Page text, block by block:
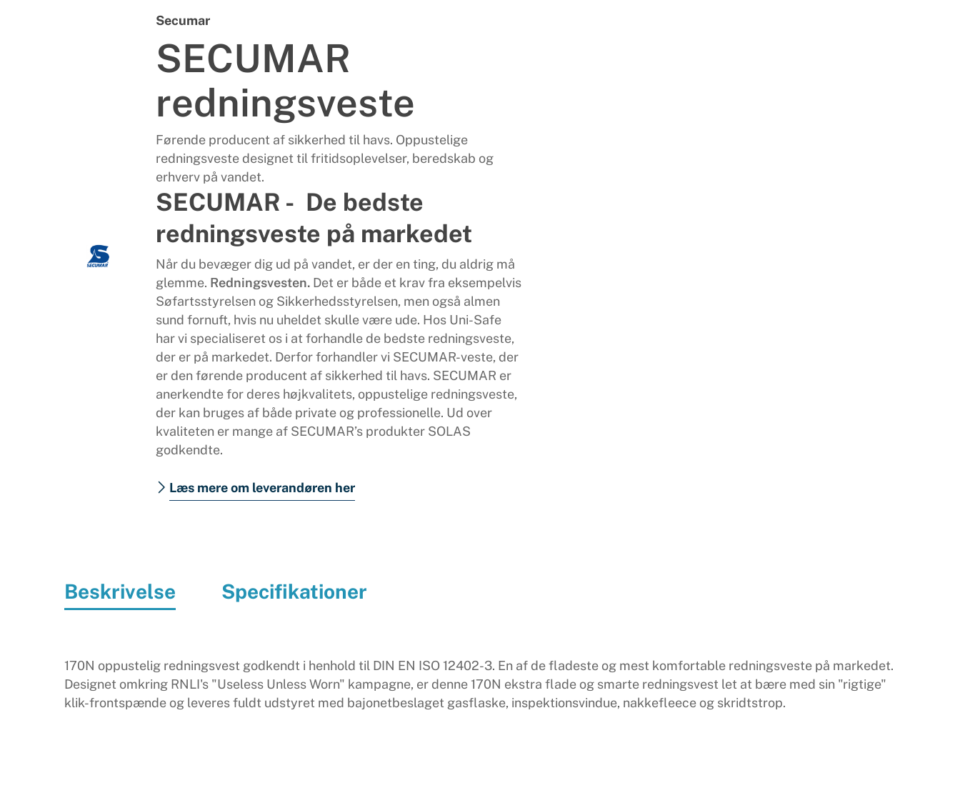
Secumar
SECUMAR
redningsveste
Førende producent af sikkerhed til havs. Oppustelige
redningsveste designet til fritidsoplevelser, beredskab og
erhverv på vandet.
SECUMAR - De bedste
redningsveste på markedet
Når du bevæger dig ud på vandet, er der en ting, du aldrig må
glemme. Redningsvesten. Det er både et krav fra eksempelvis
Søfartsstyrelsen og Sikkerhedsstyrelsen, men også almen
sund fornuft, hvis nu uheldet skulle være ude. Hos Uni-Safe
har vi specialiseret os i at forhandle de bedste redningsveste,
der er på markedet. Derfor forhandler vi SECUMAR-veste, der
er den førende producent af sikkerhed til havs. SECUMAR er
anerkendte for deres højkvalitets, oppustelige redningsveste,
der kan bruges af både private og professionelle. Ud over
kvaliteten er mange af SECUMAR’s produkter SOLAS
godkendte.
Læs mere om leverandøren her
Beskrivelse Specifikationer
170N oppustelig redningsvest godkendt i henhold til DIN EN ISO 12402-3. En af de fladeste og mest komfortable redningsveste på markedet.
Designet omkring RNLI's "Useless Unless Worn" kampagne, er denne 170N ekstra flade og smarte redningsvest let at bære med sin "rigtige"
klik-frontspænde og leveres fuldt udstyret med bajonetbeslaget gasflaske, inspektionsvindue, nakkefleece og skridtstrop.